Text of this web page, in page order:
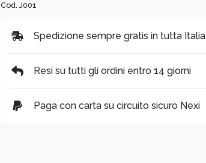
Cod. J001
Spedizione sempre gratis in tutta Italia
Resi su tutti gli ordini entro 14 giorni
Paga con carta su circuito sicuro Nexi